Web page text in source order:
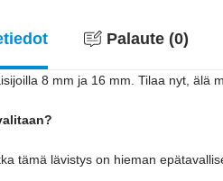
Palaute (0)
8 mm ja 16 mm. Tilaa nyt, älä
tämä lävistys on hieman